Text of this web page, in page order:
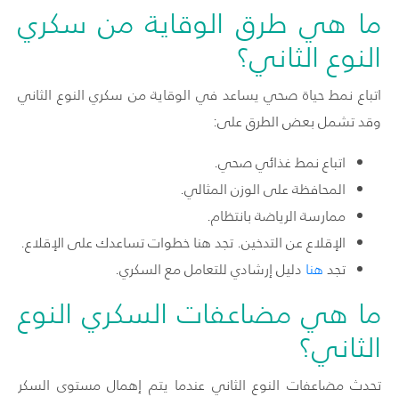
ما هي طرق الوقاية من سكري
النوع الثاني؟
اتباع نمط حياة صحي يساعد في الوقاية من سكري النوع الثاني
وقد تشمل بعض الطرق على:
اتباع نمط غذائي صحي.
المحافظة على الوزن المثالي.
ممارسة الرياضة بانتظام.
الإقلاع عن التدخين. تجد هنا خطوات تساعدك على الإقلاع.
تجد هنا دليل إرشادي للتعامل مع السكري.
ما هي مضاعفات السكري النوع
الثاني؟
تحدث مضاعفات النوع الثاني عندما يتم إهمال مستوى السكر